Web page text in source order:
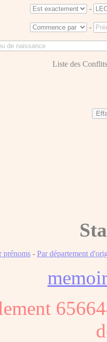
-
-
Liste des
prénoms - Par département